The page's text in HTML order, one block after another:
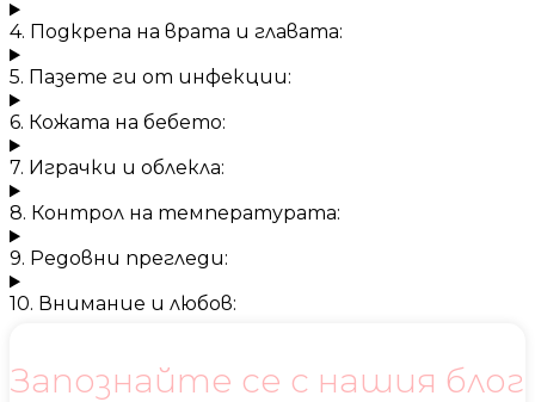
4. Подкрепа на врата и главата:
5. Пазете ги от инфекции:
6. Кожата на бебето:
7. Играчки и облекла:
8. Контрол на температурата:
9. Редовни прегледи:
10. Внимание и любов:
Запознайте се с нашия блог